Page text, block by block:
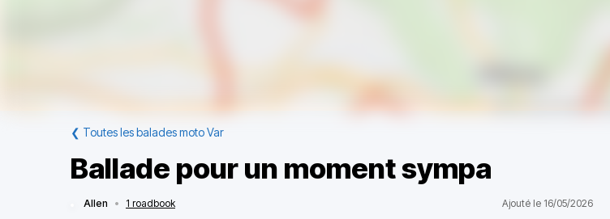
❮ Toutes les balades moto Var
Ballade pour un moment sympa
Allen • 1 roadbook Ajouté le 16/05/2026